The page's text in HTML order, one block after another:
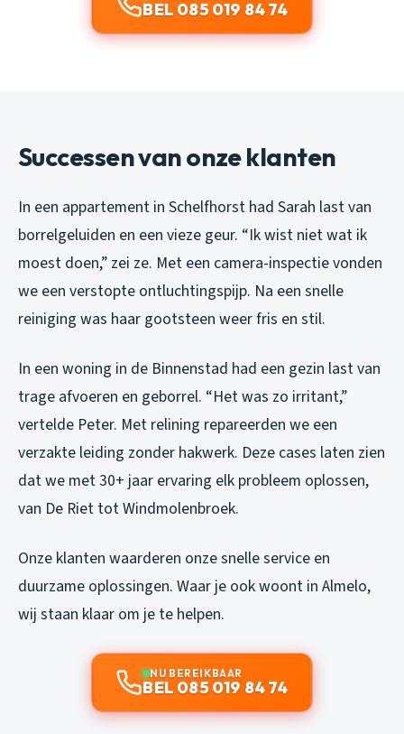
BEL 085 019 84 74
Successen van onze klanten
In een appartement in Schelfhorst had Sarah last van
borrelgeluiden en een vieze geur. “Ik wist niet wat ik
moest doen,” zei ze. Met een camera-inspectie vonden
we een verstopte ontluchtingspijp. Na een snelle
reiniging was haar gootsteen weer fris en stil.
In een woning in de Binnenstad had een gezin last van
trage afvoeren en geborrel. “Het was zo irritant,”
vertelde Peter. Met relining repareerden we een
verzakte leiding zonder hakwerk. Deze cases laten zien
dat we met 30+ jaar ervaring elk probleem oplossen,
van De Riet tot Windmolenbroek.
Onze klanten waarderen onze snelle service en
duurzame oplossingen. Waar je ook woont in Almelo,
wij staan klaar om je te helpen.
NU BEREIKBAAR
BEL 085 019 84 74